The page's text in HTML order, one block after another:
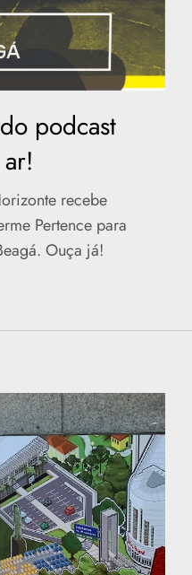
podcast
recebe
Pertence para
Ouça já!